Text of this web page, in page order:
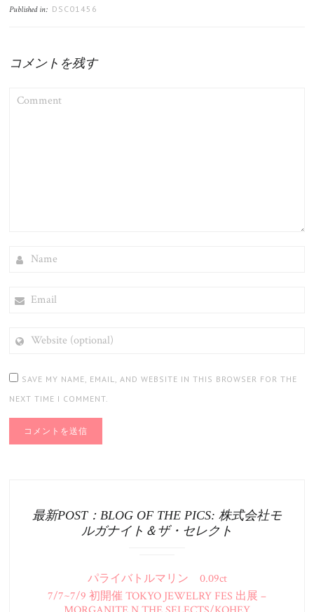
Published in: DSC01456
コメントを残す
(OPTIONAL)
SAVE MY NAME, EMAIL, AND WEBSITE IN THIS BROWSER FOR THE
NEXT TIME I COMMENT.
最新POST：BLOG OF THE PICS: 株式会社モ
ルガナイト＆ザ・セレクト
パライバトルマリン 0.09ct
7/7~7/9 初開催 TOKYO JEWELRY FES 出展 –